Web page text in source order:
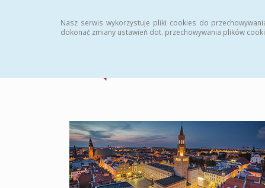
Nasz serwis wykorzystuje pliki cookies do
dokonać zmiany ustawień dot. przechowywania plików